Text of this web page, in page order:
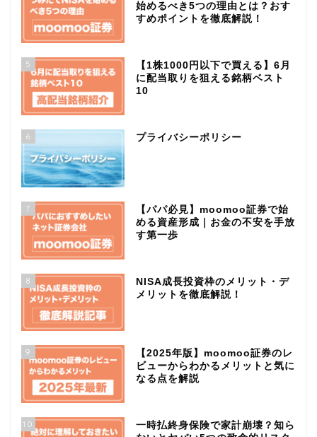
始めるべき5つの理由とは？おす
すめポイントを徹底解説！
5
【1株1000円以下で買える】6月
に配当取りを狙える銘柄ベスト
10
6 プライバシーポリシー
7
【パパ必見】moomoo証券で始
める資産形成｜お金の不安を手放
す第一歩
8
NISA成長投資枠のメリット・デ
メリットを徹底解説！
9
【2025年版】moomoo証券のレ
ビューからわかるメリットと気に
なる点を解説
10
一時払終身保険で家計崩壊？知ら